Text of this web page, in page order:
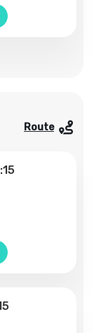
Route